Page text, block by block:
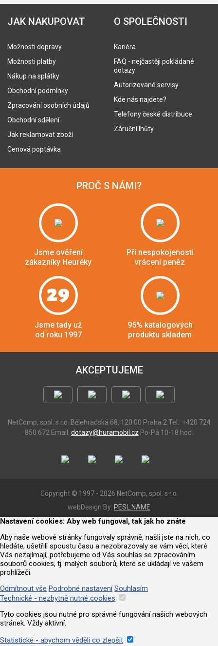
JAK NAKUPOVAT
Možnosti dopravy
Možnosti platby
Nákup na splátky
Obchodní podmínky
Zpracování osobních údajů
Obchodní sdělení
Jak reklamovat zboží
Cenová poptávka
O SPOLEČNOSTI
Kariéra
FAQ - nejčastěji pokládané
dotazy
Autorizované servisy
Kde nás najdete?
Telefony české distribuce
Záruční lhůty
PROČ S NÁMI?
Jsme ověření
zákazníky Heuréky
Při nespokojenosti
vrácení peněz
29
Jsme tady už
od roku 1997
95% katalogových
produktu skladem
AKCEPTUJEME
NetComp, spol. s r.o. Bělehradská 68, 120 00 Praha 2 Tel.: +420 724
850 672 Email: dotazy@huramobil.cz Po-Pá 10-18 hod.
Copyright © 1997 - 2026 NetComp, spol. s r.o.
webDesign By: PESL.NAME
Nastavení cookies: Aby web fungoval, tak jak ho znáte
Aby naše webové stránky fungovaly správně, našli jste na nich, co
hledáte, ušetřili spoustu času a nezobrazovaly se vám věci, které
Vás nezajímají, potřebujeme od Vás souhlas se zpracováním
souborů cookies, tj. malých souborů, které se ukládají ve vašem
prohlížeči.
Odmítnout vše Podrobné nastavení Souhlasím
Technické - nezbytně nutné cookies
Tyto cookies jsou nutné pro správné fungování našich webových
stránek. Vždy aktivní.
Statistické - abychom věděli co zlepšit